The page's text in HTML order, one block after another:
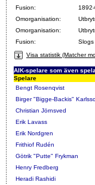
Fusion:
Omorganisation:
Omorganisation:
Fusion:
Slogs
Visa statistik (Matcher
AIK-spelare som även
Spelare
Bengt Rosenqvist
Birger "Bigge-Backis"
Christian Jörnsved
Erik Lavass
Erik Nordgren
Frithiof Rudén
Götrik "Putte" Frykman
Henry Fredberg
Heradi Rashidi